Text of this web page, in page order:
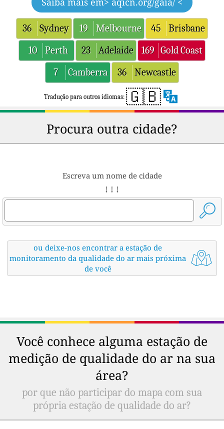
36 Sydney 19 Melbourne 45
Brisbane
10
Perth 23 Adelaide 169 Gold Coast
7
Camberra 36 Newcastle
Tradução para outros idiomas: 🇬🇧
Procura outra cidade?
Escreva um nome de cidade
↓ ↓ ↓
ou deixe-nos encontrar a estação de
monitoramento da qualidade do ar mais próxima
de você
Você conhece alguma estação de
medição de qualidade do ar na sua
área?
por que não participar do mapa com sua
própria estação de qualidade do ar?